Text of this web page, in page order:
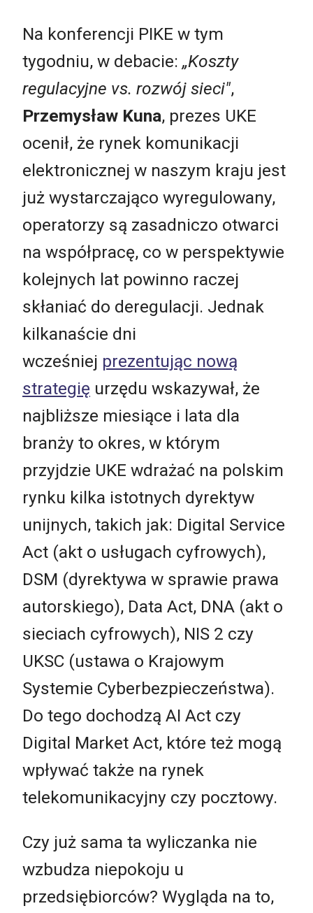
Na konferencji PIKE w tym
tygodniu, w debacie: „Koszty
regulacyjne vs. rozwój sieci",
Przemysław Kuna, prezes UKE
ocenił, że rynek komunikacji
elektronicznej w naszym kraju jest
już wystarczająco wyregulowany,
operatorzy są zasadniczo otwarci
na współpracę, co w perspektywie
kolejnych lat powinno raczej
skłaniać do deregulacji. Jednak
kilkanaście dni
wcześniej prezentując nową
strategię urzędu wskazywał, że
najbliższe miesiące i lata dla
branży to okres, w którym
przyjdzie UKE wdrażać na polskim
rynku kilka istotnych dyrektyw
unijnych, takich jak: Digital Service
Act (akt o usługach cyfrowych),
DSM (dyrektywa w sprawie prawa
autorskiego), Data Act, DNA (akt o
sieciach cyfrowych), NIS 2 czy
UKSC (ustawa o Krajowym
Systemie Cyberbezpieczeństwa).
Do tego dochodzą AI Act czy
Digital Market Act, które też mogą
wpływać także na rynek
telekomunikacyjny czy pocztowy.
Czy już sama ta wyliczanka nie
wzbudza niepokoju u
przedsiębiorców? Wygląda na to,